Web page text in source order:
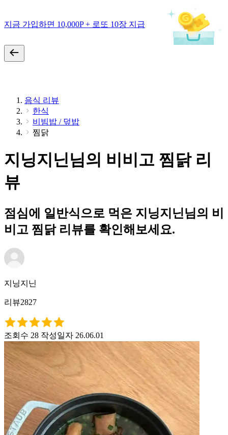
지금 가입하면 10,000P + 로또 10장 지급
음식 리뷰
한식
비빔밥 / 덮밥
찜닭
지닝지닌님의 비비고 찜닭 리
뷰
점심에 일반식으로 먹은 지닝지닌님의 비
비고 찜닭 리뷰를 확인해보세요.
지닝지닌
리뷰2827
조회수 28 작성일자 26.06.01